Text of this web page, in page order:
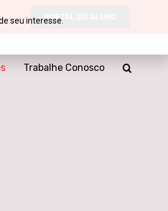
PORTAL DO ALUNO
Trabalhe Conosco
seu interesse.